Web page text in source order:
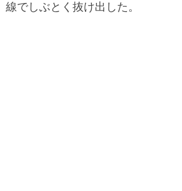
線でしぶとく抜け出した。